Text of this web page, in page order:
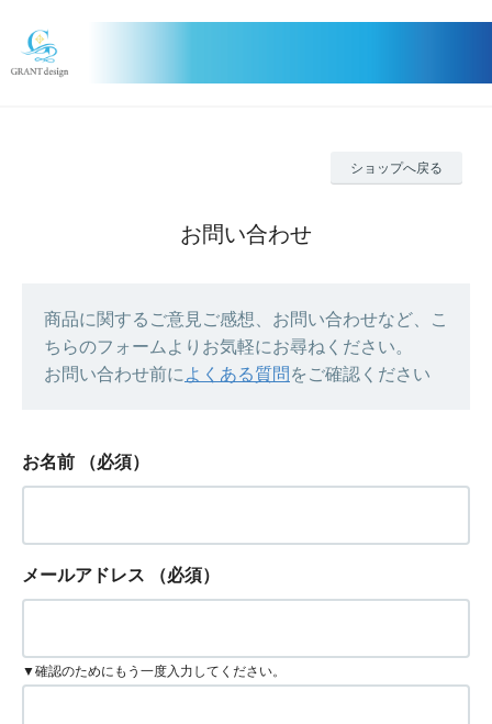
ショップへ戻る
お問い合わせ
商品に関するご意見ご感想、お問い合わせなど、こ
ちらのフォームよりお気軽にお尋ねください。
お問い合わせ前に よくある質問 をご確認ください
お名前 （必須）
メールアドレス （必須）
▼確認のためにもう一度入力してください。